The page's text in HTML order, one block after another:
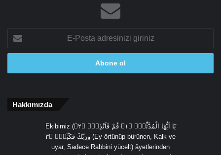
Posta
adresinizi
Hakkımızda
Ekibimiz (يَٓا اَيُّهَا الْمُدَّثِّرُۙ ﴿١﴾ قُمْ فَاَنْذِرْۙ ﴿٢﴾
وَرَبَّكَ فَكَبِّرْۙ ﴿٣ (Ey örtünüp bürünen, Kalk ve
uyar, Sadece Rabbini yücelt) âyetlerinden